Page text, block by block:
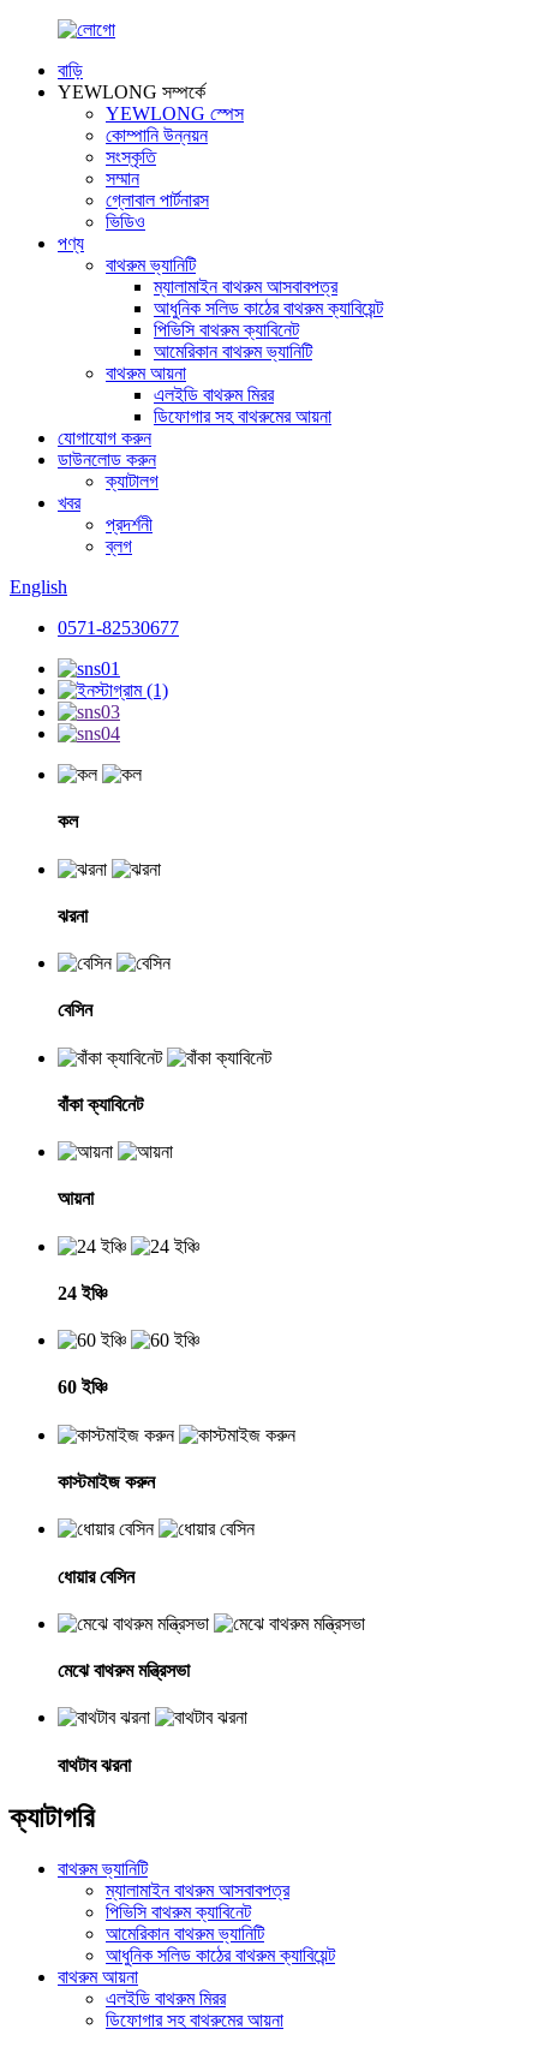
বাড়ি
YEWLONG সম্পর্কে
YEWLONG স্পেস
কোম্পানি উন্নয়ন
সংস্কৃতি
সম্মান
গ্লোবাল পার্টনারস
ভিডিও
পণ্য
বাথরুম ভ্যানিটি
ম্যালামাইন বাথরুম আসবাবপত্র
আধুনিক সলিড কাঠের বাথরুম ক্যাবিয়েন্ট
পিভিসি বাথরুম ক্যাবিনেট
আমেরিকান বাথরুম ভ্যানিটি
বাথরুম আয়না
এলইডি বাথরুম মিরর
ডিফোগার সহ বাথরুমের আয়না
যোগাযোগ করুন
ডাউনলোড করুন
ক্যাটালগ
খবর
প্রদর্শনী
ব্লগ
English
0571-82530677
কল
ঝরনা
বেসিন
বাঁকা ক্যাবিনেট
আয়না
24 ইঞ্চি
60 ইঞ্চি
কাস্টমাইজ করুন
ধোয়ার বেসিন
মেঝে বাথরুম মন্ত্রিসভা
বাথটাব ঝরনা
ক্যাটাগরি
বাথরুম ভ্যানিটি
ম্যালামাইন বাথরুম আসবাবপত্র
পিভিসি বাথরুম ক্যাবিনেট
আমেরিকান বাথরুম ভ্যানিটি
আধুনিক সলিড কাঠের বাথরুম ক্যাবিয়েন্ট
বাথরুম আয়না
এলইডি বাথরুম মিরর
ডিফোগার সহ বাথরুমের আয়না